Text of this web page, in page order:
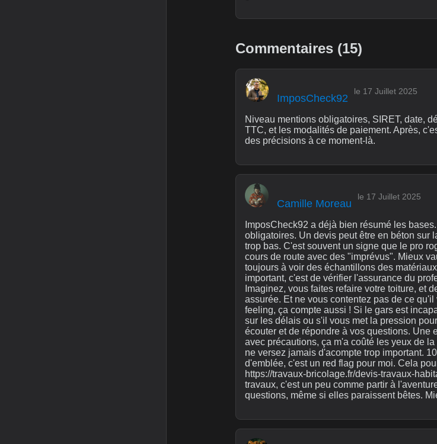
Commentaires (15)
ImposCheck92
le 17 Juillet 2025
Niveau mentions obligatoires, SIRET, date,
TTC, et les modalités de paiement. Après,
des précisions à ce moment-là.
Camille Moreau
le 17 Juillet 2025
ImposCheck92 a déjà bien résumé les
obligatoires. Un devis peut être en béton sur
trop bas. C'est souvent un signe que le pro
cours de route avec des "imprévus". Mieux
toujours à voir des échantillons des
important, c'est de vérifier l'assurance du
Imaginez, vous faites refaire votre toiture, et
assurée. Et ne vous contentez pas de ce
feeling, ça compte aussi ! Si le gars est
sur les délais ou s'il vous met la pression
écouter et de répondre à vos questions.
avec précautions, ça m'a coûté les yeux de
ne versez jamais d'acompte trop important.
d'emblée, c'est un red flag pour moi. Cela
https://travaux-bricolage.fr/devis-travaux-
travaux, c'est un peu comme partir à
questions, même si elles paraissent bêtes.